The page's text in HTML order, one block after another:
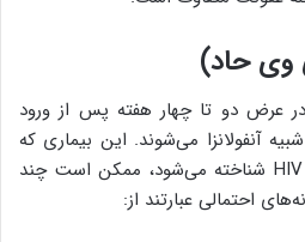
وی حاد)
برخی از افراد آلوده به HIV در عرض دو تا چهار هفته پس از ورود
آنفولانزا می‌شوند. این بیماری که
به عنوان عفونت اولیه (حاد) HIV شناخته می‌شود، ممکن است چند
احتمالی عبارتند از: